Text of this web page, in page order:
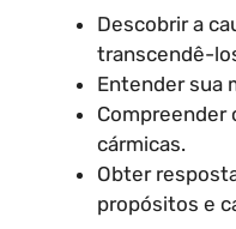
Descobrir a
transcendê-
Entender sua
Compreender
cármicas.
Obter
propósitos e